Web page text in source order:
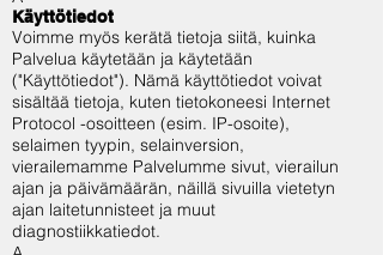
Käyttötiedot
Voimme myös kerätä tietoja siitä, kuinka
Palvelua käytetään ja käytetään
("Käyttötiedot"). Nämä käyttötiedot voivat
sisältää tietoja, kuten tietokoneesi Internet
Protocol -osoitteen (esim. IP-osoite),
selaimen tyypin, selainversion,
vierailemamme Palvelumme sivut, vierailun
ajan ja päivämäärän, näillä sivuilla vietetyn
ajan laitetunnisteet ja muut
diagnostiikkatiedot.